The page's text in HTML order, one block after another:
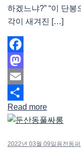
하겠느냐?” “이 단
각이 새겨진 […]
Facebook
Mastodon
Email
Share
Read more
2022년 03월 09일 용전동